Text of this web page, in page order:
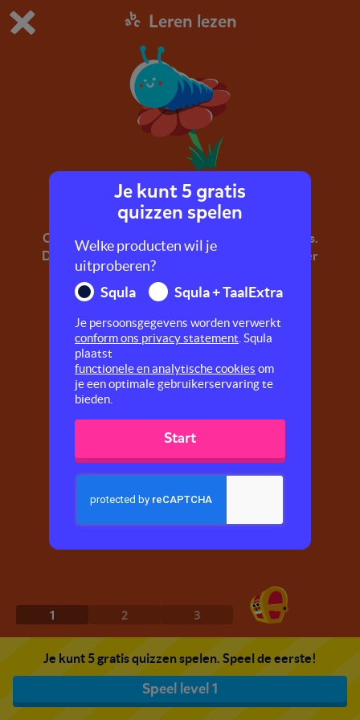
Dit is de gratis demo van Squla.
Bestel nu
0
Leren lezen
gras, bloem, rups
Oefen hier met woorden als gras, bloem en rups.
Dat zijn woorden met twee medeklinkers achter
1 2 3
Je kunt 5 gratis quizzen spelen. Speel de eerste!
Speel level 1
Je kunt 5 gratis
quizzen spelen
Welke producten wil je
uitproberen?
Squla
Squla + TaalExtra
Je persoonsgegevens worden verwerkt
conform ons privacy statement . Squla
plaatst
functionele en analytische cookies om
je een optimale gebruikerservaring te
bieden.
Start